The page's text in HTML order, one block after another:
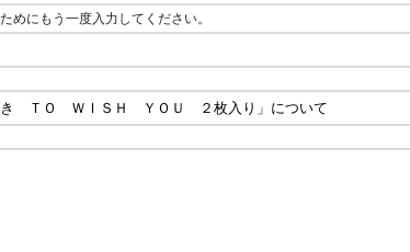
めにもう一度入力してください。